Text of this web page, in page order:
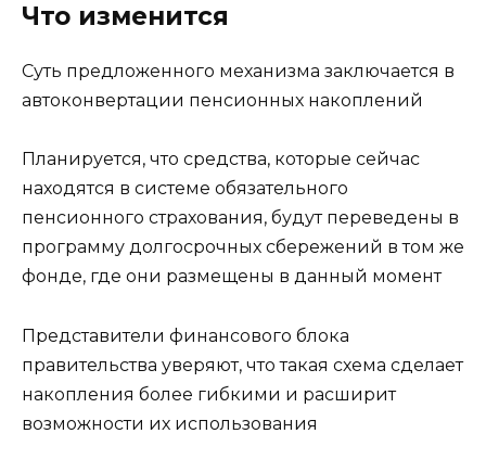
Что изменится
Суть предложенного механизма заключается в
автоконвертации пенсионных накоплений
Планируется, что средства, которые сейчас
находятся в системе обязательного
пенсионного страхования, будут переведены в
программу долгосрочных сбережений в том же
фонде, где они размещены в данный момент
Представители финансового блока
правительства уверяют, что такая схема сделает
накопления более гибкими и расширит
возможности их использования